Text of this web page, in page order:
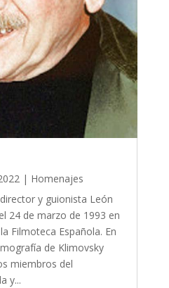
| Homenajes
y guionista León
24 de marzo de 1993 en
Filmoteca Española. En
de Klimovsky
miembros del
y...